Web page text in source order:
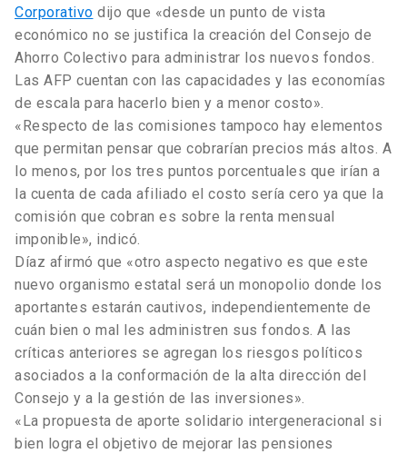
Corporativo dijo que «desde un punto de vista
económico no se justifica la creación del Consejo de
Ahorro Colectivo para administrar los nuevos fondos.
Las AFP cuentan con las capacidades y las economías
de escala para hacerlo bien y a menor costo».
«Respecto de las comisiones tampoco hay elementos
que permitan pensar que cobrarían precios más altos. A
lo menos, por los tres puntos porcentuales que irían a
la cuenta de cada afiliado el costo sería cero ya que la
comisión que cobran es sobre la renta mensual
imponible», indicó.
Díaz afirmó que «otro aspecto negativo es que este
nuevo organismo estatal será un monopolio donde los
aportantes estarán cautivos, independientemente de
cuán bien o mal les administren sus fondos. A las
críticas anteriores se agregan los riesgos políticos
asociados a la conformación de la alta dirección del
Consejo y a la gestión de las inversiones».
«La propuesta de aporte solidario intergeneracional si
bien logra el objetivo de mejorar las pensiones